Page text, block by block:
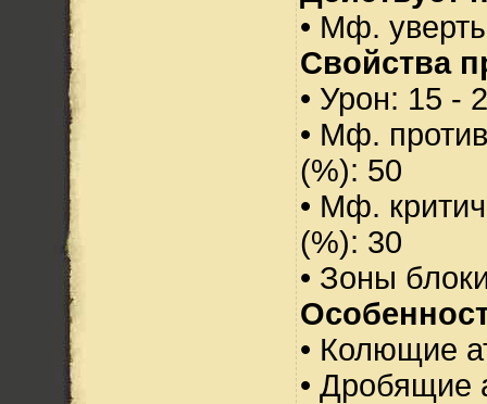
• Мф.
Свойства
• Урон: 15 -
• Мф.
(%): 50
• Мф.
(%): 30
• Зоны
• Колющие
• Дробящие